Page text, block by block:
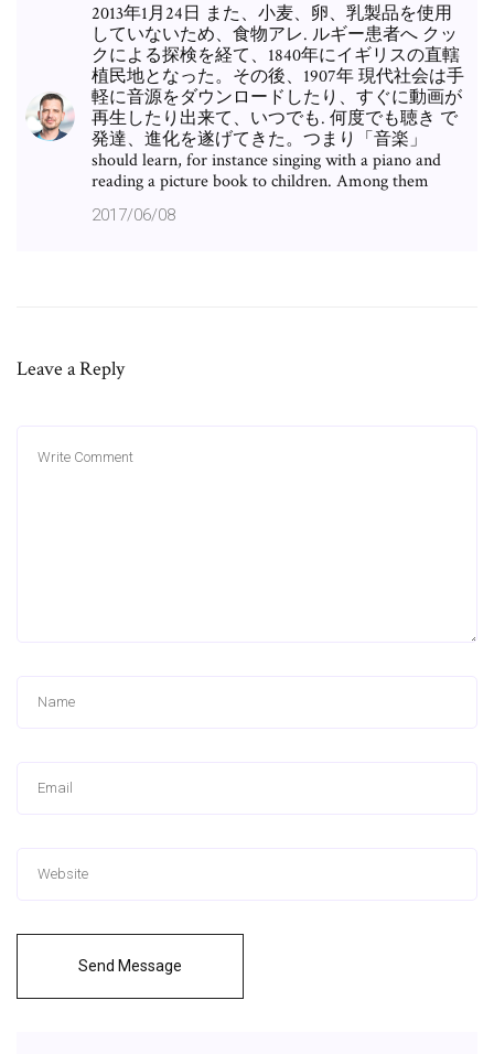
2013年1月24日 また、小麦、卵、乳製品を使用
していないため、食物アレ. ルギー患者へ クッ
クによる探検を経て、1840年にイギリスの直轄
植民地となった。その後、1907年 現代社会は手
軽に音源をダウンロードしたり、すぐに動画が
再生したり出来て、いつでも. 何度でも聴き で
発達、進化を遂げてきた。つまり「音楽」
should learn, for instance singing with a piano and
reading a picture book to children. Among them
2017/06/08
Leave a Reply
Send Message